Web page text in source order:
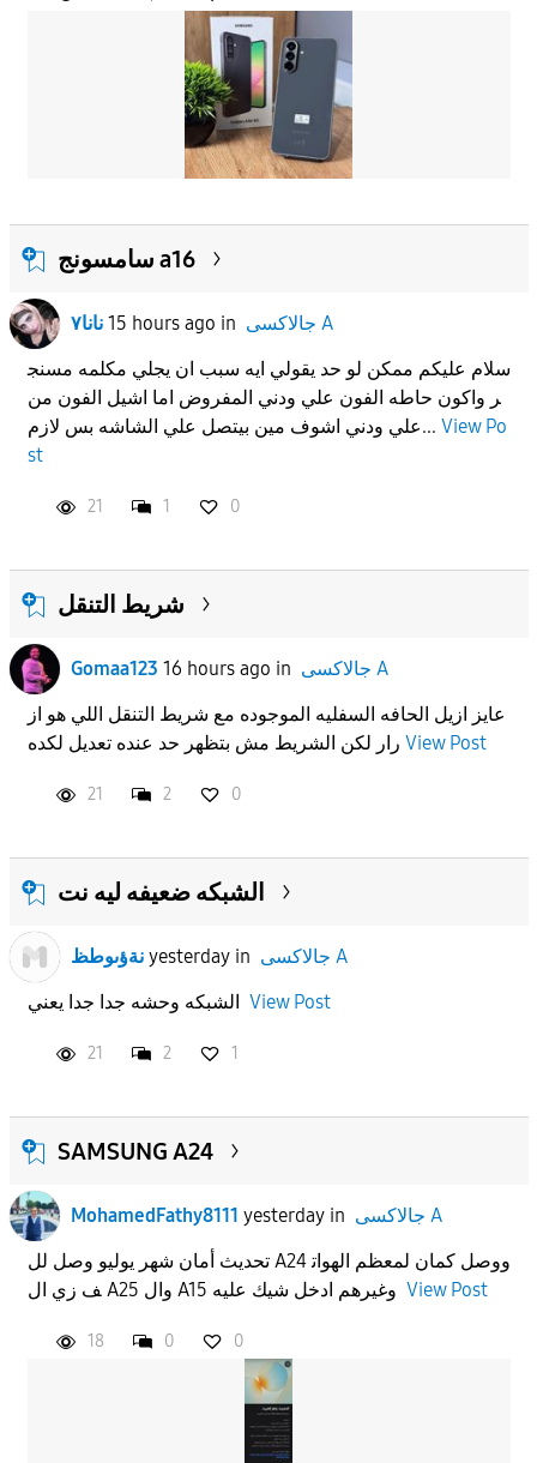
سامسونج a16
نانا٧ 15 hours ago in
جالاكسى A
سلام عليكم ممكن لو حد يقولي ايه سبب ان يجلي مكلمه مسنج
ر واكون حاطه الفون علي ودني المفروض اما اشيل الفون من
علي ودني اشوف مين بيتصل علي الشاشه بس لازم... View Po
st
21 1 0
شريط التنقل
Gomaa123 16 hours ago in
جالاكسى A
عايز ازيل الحافه السفليه الموجوده مع شريط التنقل اللي هو از
View Post
21 2 0
الشبكه ضعيفه ليه نت
نةؤىوطظ yesterdayin
جالاكسى A
View Post
21 2 1
SAMSUNG A24
MohamedFathy8111 yesterdayin
جالاكسى A
تحديث أمان شهر يوليو وصل لل A24 ووصل كمان لمعظم الهوات
View Post
18 0 0